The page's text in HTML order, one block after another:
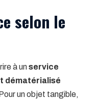
selon le
à unservice
dématérialisé
un objet tangible,